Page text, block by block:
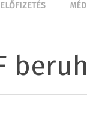
ELŐFIZETÉS